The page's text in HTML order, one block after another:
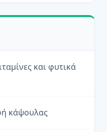
και φυτικά
κάψουλας